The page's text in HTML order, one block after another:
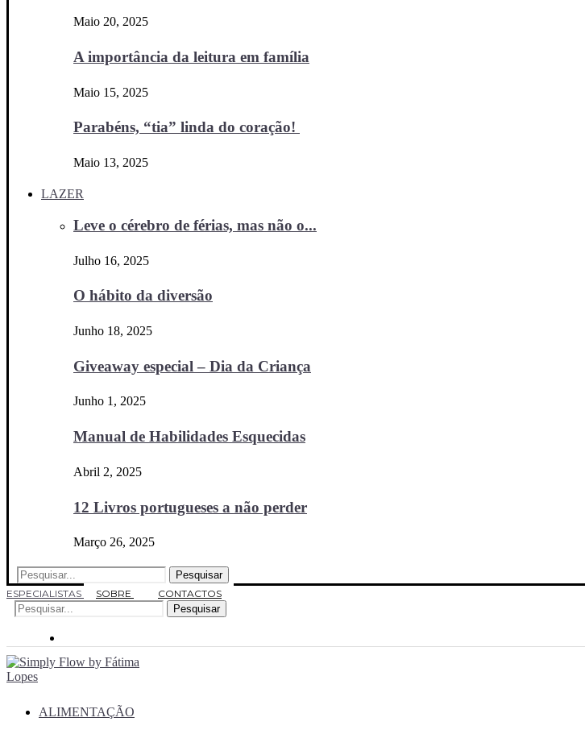
Maio 20, 2025
A importância da leitura em família
Maio 15, 2025
Parabéns, “tia” linda do coração!
Maio 13, 2025
LAZER
Leve o cérebro de férias, mas não o...
Julho 16, 2025
O hábito da diversão
Junho 18, 2025
Giveaway especial – Dia da Criança
Junho 1, 2025
Manual de Habilidades Esquecidas
Abril 2, 2025
12 Livros portugueses a não perder
Março 26, 2025
Pesquisar
ESPECIALISTAS
SOBRE
CONTACTOS
Pesquisar
ALIMENTAÇÃO